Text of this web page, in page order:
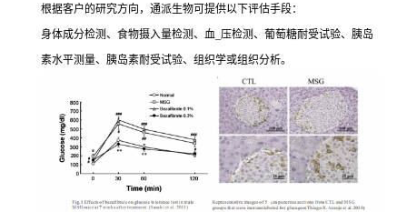
根据客户的研究方向，通派生物可提供以下评估手段：
身体成分检测、食物摄入量检测、血_压检测、葡萄糖耐受试验、胰岛
素水平测量、胰岛素耐受试验、组织学或组织分析。